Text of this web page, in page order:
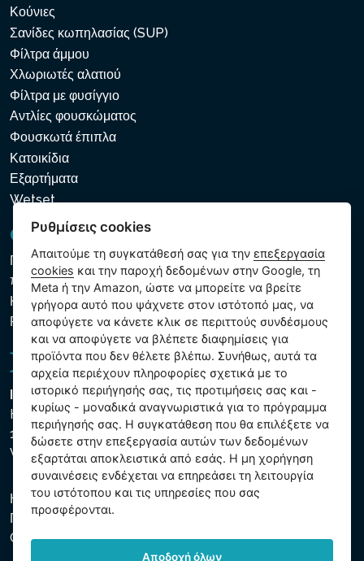
Κούνιες
Σανίδες κωπηλασίας (SUP)
Φίλτρα άμμου
Χλωριωτές αλατιού
Φίλτρα με φυσίγγιο
Αντλίες φουσκώματος
Φουσκωτά έπιπλα
Κατοικίδια
Εξαρτήματα
Wetset
GDPR και Cookies
Πολιτική προστασίας προσωπικών και λοιπών δεδομένων
που υποβάλλονται σε επεξεργασία
Κανόνες χρήσης των αρχείων cookie
Ρυθμίσεις cookies
Intex Trading, s.r.o.
Hradecká 2526/3
130 00 Praha 3
Vinohrady - Česká republika
Η εταιρεία είναι εγγεγραμμένη στο Δημοτικό Δικαστήριο της
Πράγας, μέρος C, αύξ. αριθ. 74759. ΑΜΕ 26150808, ΑΦΜ
CZ26150808.
Ρυθμίσεις cookies
Απαιτούμε τη συγκατάθεσή σας για τηνεπεξεργασία
cookies και την παροχή δεδομένων στην Google, τη
Meta ή την Amazon, ώστε να μπορείτε να βρείτε
γρήγορα αυτό που ψάχνετε στον ιστότοπό μας, να
αποφύγετε να κάνετε κλικ σε περιττούς συνδέσμους
και να αποφύγετε να βλέπετε διαφημίσεις για
προϊόντα που δεν θέλετε βλέπω. Συνήθως, αυτά τα
αρχεία περιέχουν πληροφορίες σχετικά με το
ιστορικό περιήγησής σας, τις προτιμήσεις σας και -
κυρίως - μοναδικά αναγνωριστικά για το πρόγραμμα
περιήγησής σας. Η συγκατάθεση που θα επιλέξετε να
δώσετε στην επεξεργασία αυτών των δεδομένων
εξαρτάται αποκλειστικά από εσάς. Η μη χορήγηση
συναινέσεις ενδέχεται να επηρεάσει τη λειτουργία
του ιστότοπου και τις υπηρεσίες που σας
προσφέρονται.
Αποδοχή όλων